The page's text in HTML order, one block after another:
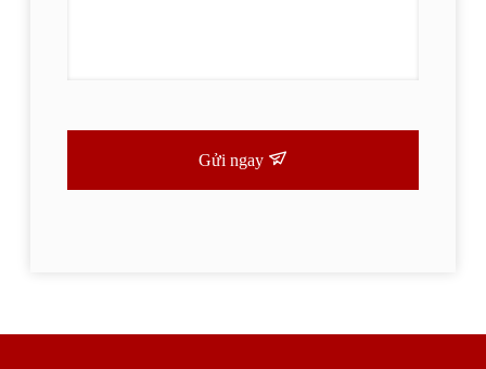
Gửi ngay